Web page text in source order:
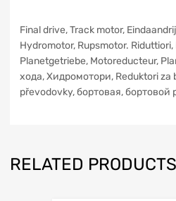
Final drive, Track motor,
Hydromotor, Rupsmotor.
Planetgetriebe, Motoreducteur,
xoдa, Хидромотори, Reduktori za
převodovky, бортовая, бортовой
RELATED PRODUCTS